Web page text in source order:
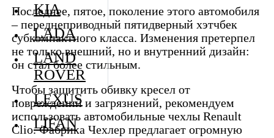
Последнее, пятое, поколение этого автомобиля
– переднеприводный пятидверный хэтчбек
субкомпактного класса. Изменения претерпел
не только внешний, но и внутренний дизайн:
он стал более стильным.
Чтобы защитить обивку кресел от
повреждений и загрязнений, рекомендуем
использовать автомобильные чехлы Renault
Clio. Фабрика Чехлер предлагает огромную
KIA
LADA
LAND
ROVER
LEXUS
LIFAN